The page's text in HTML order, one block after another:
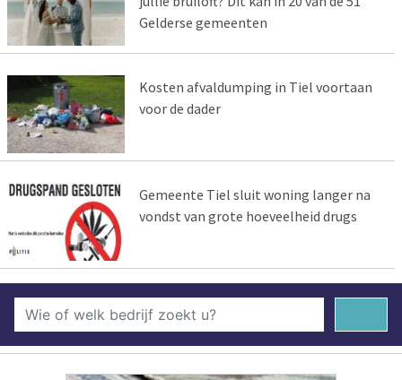
Gelderse gemeenten
Kosten afvaldumping in Tiel voortaan
voor de dader
Gemeente Tiel sluit woning langer na
vondst van grote hoeveelheid drugs